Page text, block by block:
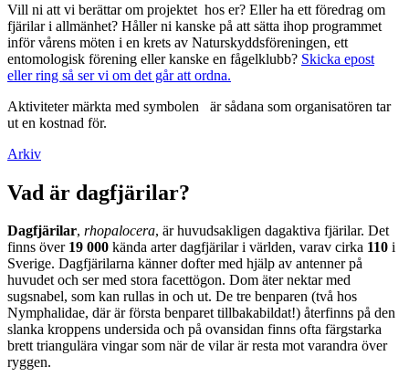
Vill ni att vi berättar om projektet hos er? Eller ha ett föredrag om
fjärilar i allmänhet? Håller ni kanske på att sätta ihop programmet
inför vårens möten i en krets av Naturskyddsföreningen, ett
entomologisk förening eller kanske en fågelklubb? Skicka epost
eller ring så ser vi om det går att ordna.
Aktiviteter märkta med symbolen
är sådana som organisatören tar
ut en kostnad för.
Arkiv
Vad är dagfjärilar?
Dagfjärilar, rhopalocera, är huvudsakligen dagaktiva fjärilar. Det
finns över 19 000 kända arter dagfjärilar i världen, varav cirka 110 i
Sverige. Dagfjärilarna känner dofter med hjälp av antenner på
huvudet och ser med stora facettögon. Dom äter nektar med
sugsnabel, som kan rullas in och ut. De tre benparen (två hos
Nymphalidae, där är första benparet tillbakabildat!) återfinns på den
slanka kroppens undersida och på ovansidan finns ofta färgstarka
brett triangulära vingar som när de vilar är resta mot varandra över
ryggen.